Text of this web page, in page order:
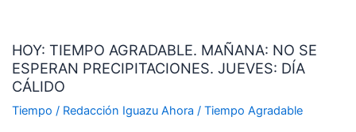
HOY: TIEMPO AGRADABLE. MAÑANA: NO SE
ESPERAN PRECIPITACIONES. JUEVES: DÍA
CÁLIDO
Tiempo / Redacción Iguazu Ahora / Tiempo Agradable
AGRADABLE.
MAÑANA:
NO
SE